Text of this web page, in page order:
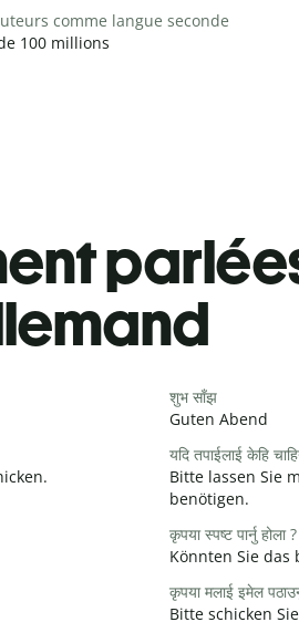
comme langue seconde
100 millions
शुभ साँझ
Guten Abend
यदि तपाईलाई केहि
Bitte lassen Sie
benötigen.
कृपया स्पष्ट पार्नु होला ?
Könnten Sie
कृपया मलाई इमेल
Bitte schicken